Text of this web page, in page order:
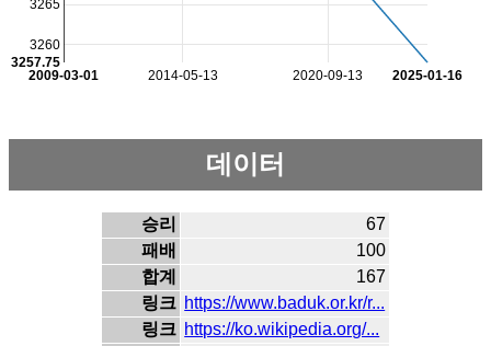
2014-05-13 2020-09-13
2009-03-01 2025-01-16
3260
3265
3257.75
데이터
승리
67
패배
100
합계
167
링크 https://www.baduk.or.kr/r...
링크 https://ko.wikipedia.org/...